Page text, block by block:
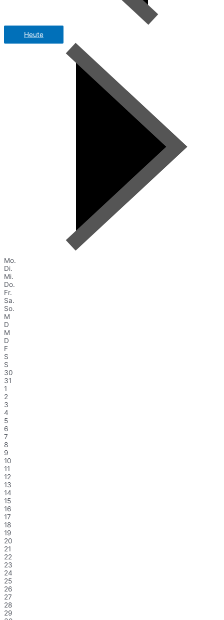
Heute
Mo.
Di.
Mi.
Do.
Fr.
Sa.
So.
M
D
M
D
F
S
S
30
31
1
2
3
4
5
6
7
8
9
10
11
12
13
14
15
16
17
18
19
20
21
22
23
24
25
26
27
28
29